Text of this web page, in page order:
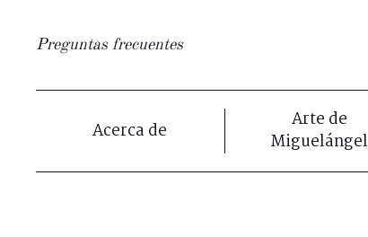
Preguntas frecuentes
Acerca de
Arte de
Miguelángel